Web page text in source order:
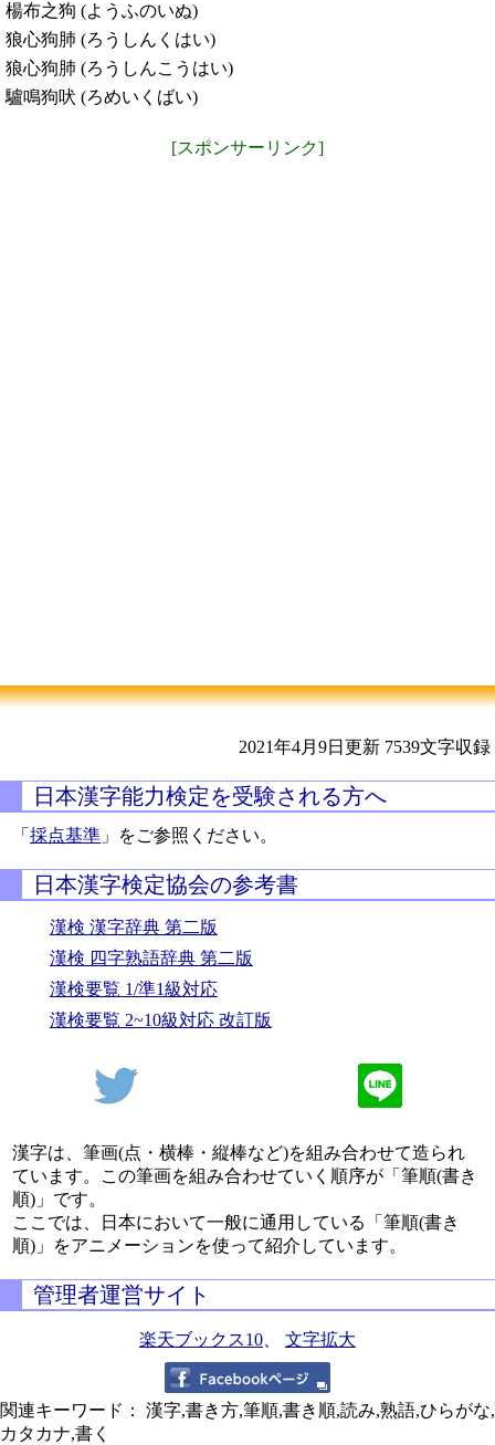
楊布之狗 (ようふのいぬ)
狼心狗肺 (ろうしんくはい)
狼心狗肺 (ろうしんこうはい)
驢鳴狗吠 (ろめいくばい)
[スポンサーリンク]
2021年4月9日更新 7539文字収録
日本漢字能力検定を受験される方へ
「採点基準 」をご参照ください。
日本漢字検定協会の参考書
漢検 漢字辞典 第二版
漢検 四字熟語辞典 第二版
漢検要覧 1/準1級対応
漢検要覧 2~10級対応 改訂版
漢字は、筆画(点・横棒・縦棒など)を組み合わせて造られ
ています。この筆画を組み合わせていく順序が「筆順(書き
順)」です。
ここでは、日本において一般に通用している「筆順(書き
順)」をアニメーションを使って紹介しています。
管理者運営サイト
楽天ブックス10 文字拡大
関連キーワード： 漢字,書き方,筆順,書き順,読み,熟語,ひらがな,
カタカナ,書く